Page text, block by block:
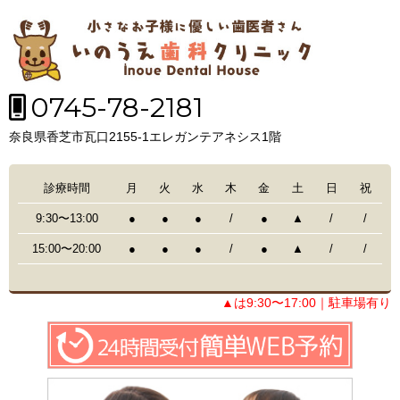
0745-78-2181
奈良県香芝市瓦口2155-1エレガンテアネシス1階
診療時間 月 火 水 木 金 土 日 祝
9:30〜13:00 ● ● ● / ● ▲ / /
15:00〜20:00 ● ● ● / ● ▲ / /
▲は9:30〜17:00｜駐車場有り